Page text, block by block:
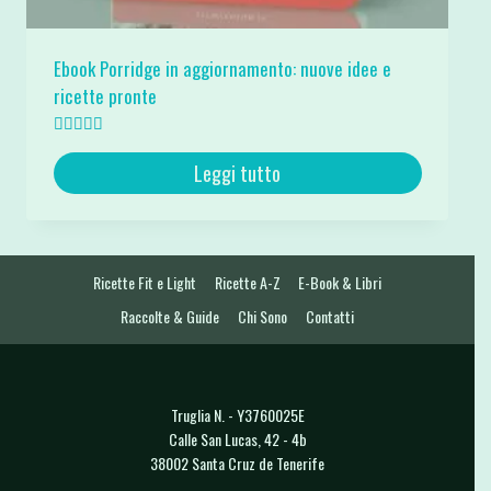
Ebook Porridge in aggiornamento: nuove idee e
ricette pronte
5.00
su 5
Leggi tutto
Ricette Fit e Light Ricette A-Z
E-Book & Libri
Raccolte & Guide
Chi Sono Contatti
Truglia N. - Y3760025E
Calle San Lucas, 42 - 4b
38002 Santa Cruz de Tenerife